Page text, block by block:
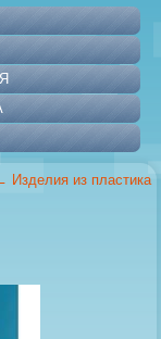
Изделия из пластика